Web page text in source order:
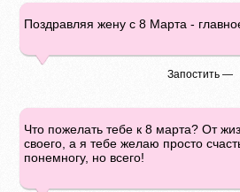
Поздравляя жену с 8 Марта -
Запостить —
Что пожелать тебе к 8 марта? От
своего, а я тебе желаю просто
понемногу, но всего!